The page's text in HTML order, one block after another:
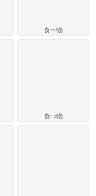
食べ物
食べ物